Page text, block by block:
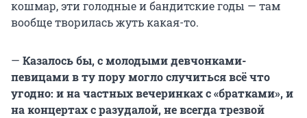
кошмар, эти голодные и бандитские годы — там
вообще творилась жуть какая-то.
— Казалось бы, с молодыми девчонками-
певицами в ту пору могло случиться всё что
угодно: и на частных вечеринках с «братками», и
на концертах с разудалой, не всегда трезвой